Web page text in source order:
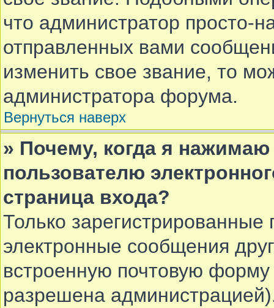
что администратор просто-
отправленных вами
изменить свое звание, то
администратора форума.
Вернуться наверх
» Почему, когда я
пользователю
страница входа?
Только зарегистрированные
электронные сообщения
встроенную почтовую
разрешена